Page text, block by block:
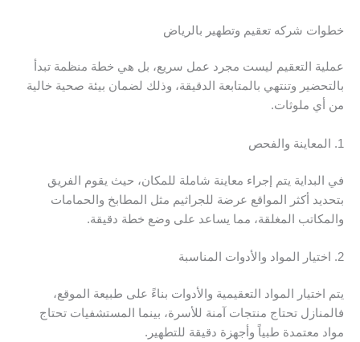
خطوات شركه تعقيم وتطهير بالرياض
عملية التعقيم ليست مجرد عمل سريع، بل هي خطة منظمة تبدأ
بالتحضير وتنتهي بالمتابعة الدقيقة، وذلك لضمان بيئة صحية خالية
من أي ملوثات.
1. المعاينة والفحص
في البداية يتم إجراء معاينة شاملة للمكان، حيث يقوم الفريق
بتحديد أكثر المواقع عرضة للجراثيم مثل المطابخ والحمامات
والمكاتب المغلقة، مما يساعد على وضع خطة دقيقة.
2. اختيار المواد والأدوات المناسبة
يتم اختيار المواد التعقيمية والأدوات بناءً على طبيعة الموقع،
فالمنازل تحتاج منتجات آمنة للأسرة، بينما المستشفيات تحتاج
مواد معتمدة طبياً وأجهزة دقيقة للتطهير.